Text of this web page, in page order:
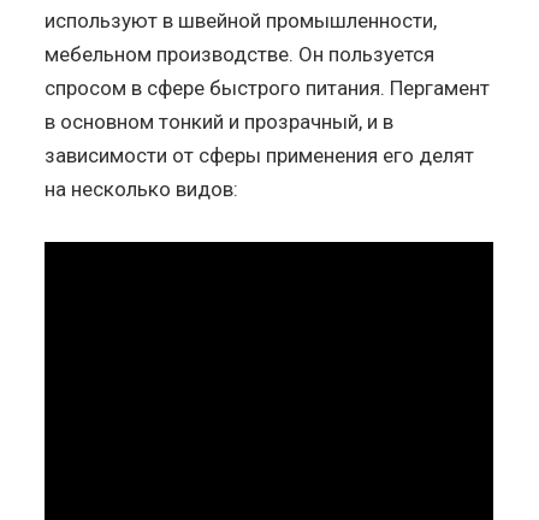
используют в швейной промышленности,
мебельном производстве. Он пользуется
спросом в сфере быстрого питания. Пергамент
в основном тонкий и прозрачный, и в
зависимости от сферы применения его делят
на несколько видов: